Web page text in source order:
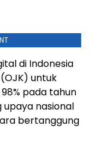
di Indonesia
untuk
pada tahun
upaya nasional
bertanggung